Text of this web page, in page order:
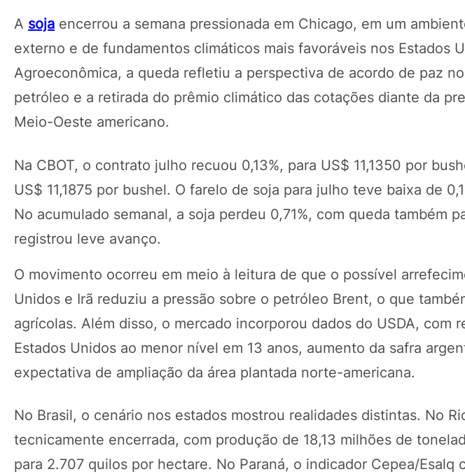
A soja encerrou a semana pressionada em Chicago, em um
externo e de fundamentos climáticos mais favoráveis nos Estados
Agroeconômica, a queda refletiu a perspectiva de acordo de paz
petróleo e a retirada do prêmio climático das cotações diante da
Meio-Oeste americano.
Na CBOT, o contrato julho recuou 0,13%, para US$ 11,1350 por
US$ 11,1875 por bushel. O farelo de soja para julho teve baixa de
No acumulado semanal, a soja perdeu 0,71%, com queda também
registrou leve avanço.
O movimento ocorreu em meio à leitura de que o possível
Unidos e Irã reduziu a pressão sobre o petróleo Brent, o que
agrícolas. Além disso, o mercado incorporou dados do USDA, com
Estados Unidos ao menor nível em 13 anos, aumento da safra
expectativa de ampliação da área plantada norte-americana.
No Brasil, o cenário nos estados mostrou realidades distintas. No
tecnicamente encerrada, com produção de 18,13 milhões de
para 2.707 quilos por hectare. No Paraná, o indicador Cepea/Esalq